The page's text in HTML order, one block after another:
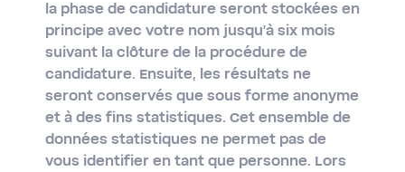
la phase de candidature seront stockées en
principe avec votre nom jusqu'à six mois
suivant la clôture de la procédure de
candidature. Ensuite, les résultats ne
seront conservés que sous forme anonyme
et à des fins statistiques. Cet ensemble de
données statistiques ne permet pas de
vous identifier en tant que personne. Lors